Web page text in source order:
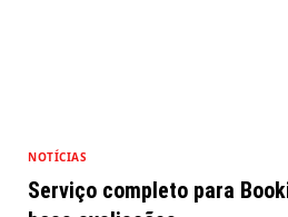
NOTÍCIAS
Serviço completo para